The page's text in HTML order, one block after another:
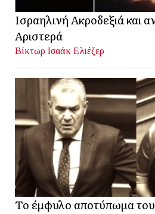
Ισραηλινή Ακροδεξιά και
Αριστερά
Βίκτωρ Ισαάκ Ελιέζερ
Το έμφυλο αποτύπωμα του